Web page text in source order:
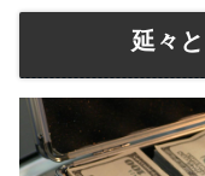
延々